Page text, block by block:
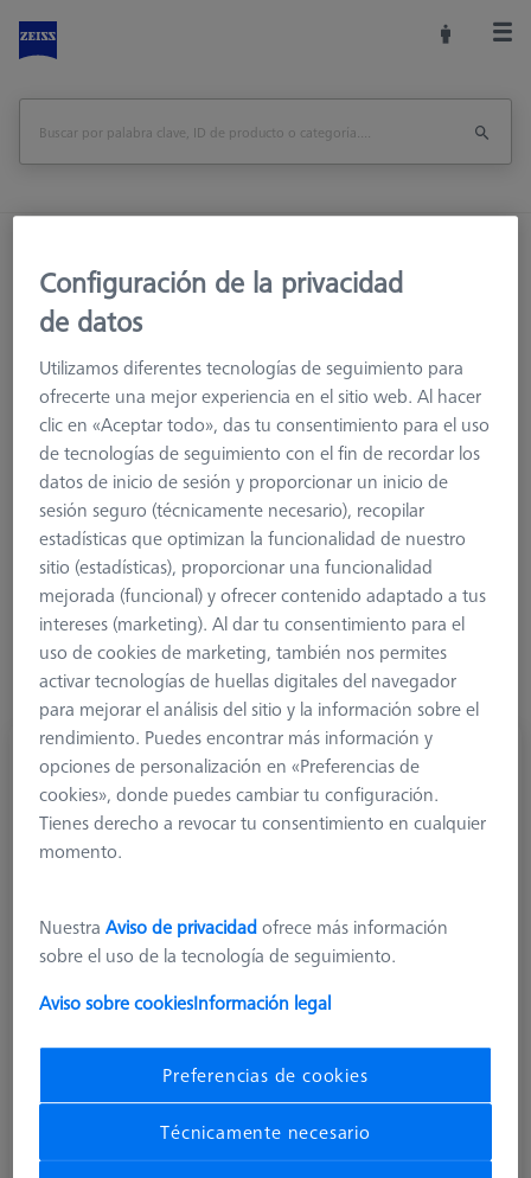
M3 XXT
Palpador
Ø Esfera (DK) Longitud (L) la medición de la
Más filtros
Palpador cilíndrico M3 XXT, DK2 L16
626113-0201-016
Configuración de la privacidad
de datos
Utilizamos diferentes tecnologías de seguimiento para
ofrecerte una mejor experiencia en el sitio web. Al hacer
clic en «Aceptar todo», das tu consentimiento para el uso
de tecnologías de seguimiento con el fin de recordar los
datos de inicio de sesión y proporcionar un inicio de
sesión seguro (técnicamente necesario), recopilar
estadísticas que optimizan la funcionalidad de nuestro
sitio (estadísticas), proporcionar una funcionalidad
mejorada (funcional) y ofrecer contenido adaptado a tus
intereses (marketing). Al dar tu consentimiento para el
uso de cookies de marketing, también nos permites
activar tecnologías de huellas digitales del navegador
para mejorar el análisis del sitio y la información sobre el
rendimiento. Puedes encontrar más información y
opciones de personalización en «Preferencias de
cookies», donde puedes cambiar tu configuración.
Tienes derecho a revocar tu consentimiento en cualquier
momento.
NuestraAviso de privacidadofrece más información
sobre el uso de la tecnología de seguimiento.
Aviso sobre cookiesInformación legal
Preferencias de cookies
Técnicamente necesario